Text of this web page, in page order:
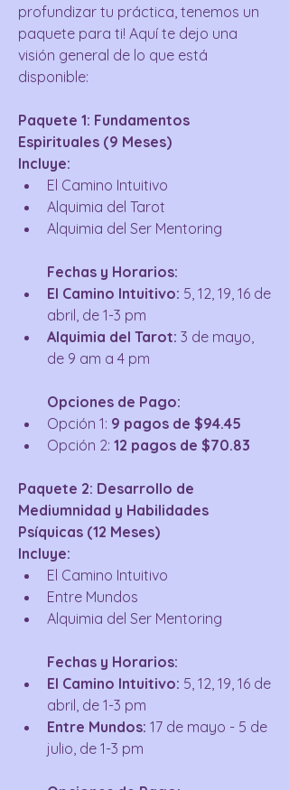
profundizar tu práctica, tenemos un
paquete para ti! Aquí te dejo una
visión general de lo que está
disponible:
Paquete 1: Fundamentos
Espirituales (9 Meses)
Incluye:
El Camino Intuitivo
Alquimia del Tarot
Alquimia del Ser Mentoring
Fechas y Horarios:
El Camino Intuitivo: 5, 12, 19, 16 de
abril, de 1-3 pm
Alquimia del Tarot: 3 de mayo,
de 9 am a 4 pm
Opciones de Pago:
Opción 1: 9 pagos de $94.45
Opción 2: 12 pagos de $70.83
Paquete 2: Desarrollo de
Mediumnidad y Habilidades
Psíquicas (12 Meses)
Incluye:
El Camino Intuitivo
Entre Mundos
Alquimia del Ser Mentoring
Fechas y Horarios:
El Camino Intuitivo: 5, 12, 19, 16 de
abril, de 1-3 pm
Entre Mundos: 17 de mayo - 5 de
julio, de 1-3 pm